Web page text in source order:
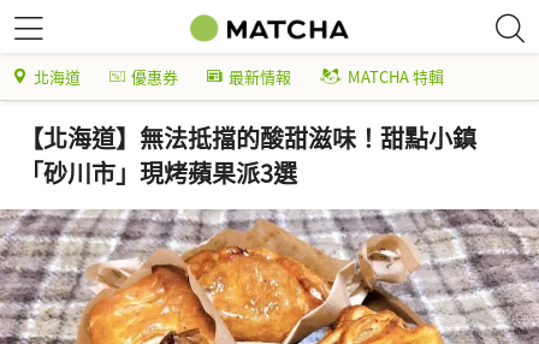
北海道 優惠券 最新情報 MATCHA 特輯
【北海道】無法抵擋的酸甜滋味！甜點小鎮
「砂川市」現烤蘋果派3選